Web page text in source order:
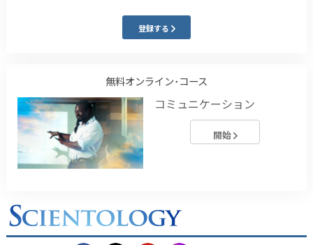
登録する
無料オンライン･コース
コミュニケーション
開始